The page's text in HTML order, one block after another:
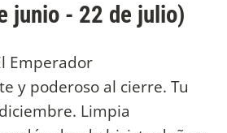
junio - 22 de julio)
Emperador
y poderoso al cierre. Tu
Limpia